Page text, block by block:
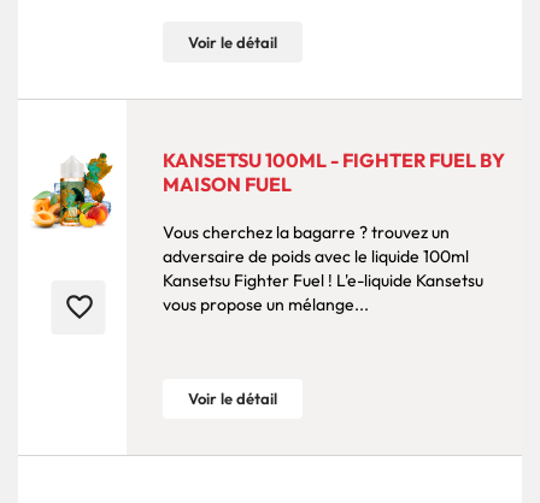
Voir le détail
favorite_border
KANSETSU 100ML - FIGHTER FUEL BY
MAISON FUEL
Vous cherchez la bagarre ? trouvez un
adversaire de poids avec le liquide 100ml
Kansetsu Fighter Fuel ! L'e-liquide Kansetsu
vous propose un mélange...
Voir le détail